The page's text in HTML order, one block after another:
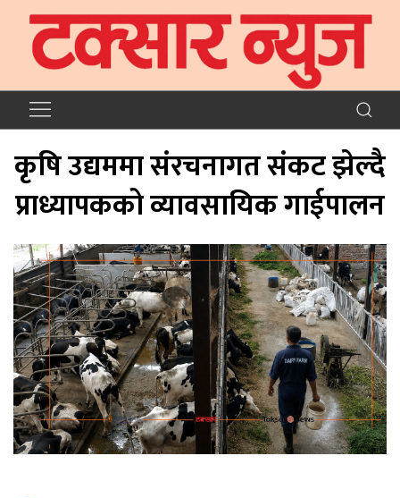
कृषि उद्यममा संरचनागत संकट झेल्दै
प्राध्यापकको व्यावसायिक गाईपालन